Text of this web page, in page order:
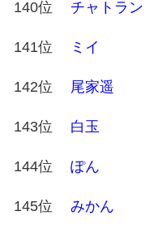
140位 チャトラン
141位 ミイ
142位 尾家遥
143位 白玉
144位 ぽん
145位 みかん